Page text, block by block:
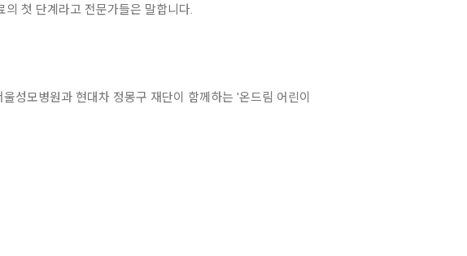
첫 단계라고 전문가들은 말합니다.
성모병원과 현대차 정몽구 재단이 함께하는 '온드림 어린이